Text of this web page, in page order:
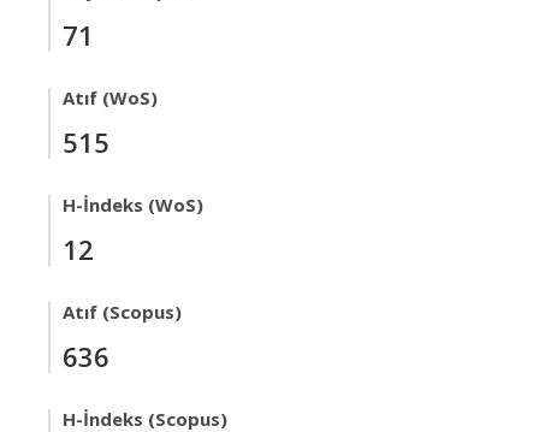
71
Atıf (WoS)
515
H-İndeks (WoS)
12
Atıf (Scopus)
636
H-İndeks (Scopus)